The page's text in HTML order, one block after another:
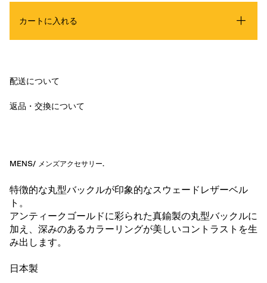
カートに入れる
配送について
返品・交換について
MENS/ メンズアクセサリー.
特徴的な丸型バックルが印象的なスウェードレザーベル
ト。
アンティークゴールドに彩られた真鍮製の丸型バックルに
加え、深みのあるカラーリングが美しいコントラストを生
み出します。
日本製